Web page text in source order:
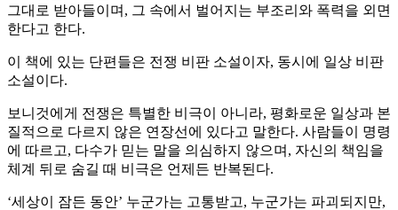
그대로 받아들이며, 그 속에서 벌어지는 부조리와 폭력을 외면
한다고 한다.
이 책에 있는 단편들은 전쟁 비판 소설이자, 동시에 일상 비판
소설이다.
보니것에게 전쟁은 특별한 비극이 아니라, 평화로운 일상과 본
질적으로 다르지 않은 연장선에 있다고 말한다. 사람들이 명령
에 따르고, 다수가 믿는 말을 의심하지 않으며, 자신의 책임을
체계 뒤로 숨길 때 비극은 언제든 반복된다.
‘세상이 잠든 동안’ 누군가는 고통받고, 누군가는 파괴되지만,